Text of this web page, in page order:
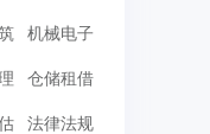
机械电子
仓储租借
法律法规